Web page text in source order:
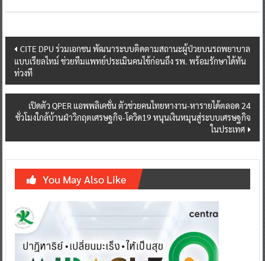
Post
navigation
CITE DPU ร่วมเอกชน พัฒนาระบบติดตามสถานะผู้ป่วยบนรถพยาบาล
แบบเรียลไทม์ ช่วยทีมแพทย์ประเมินคนไข้ก่อนถึง รพ. พร้อมรักษาได้ทัน
ท่วงที
เปิดตัว QPER แอพพลิเคชั่น ตัวช่วยคนไทยหางาน-หารายได้ตลอด 24
ชั่วโมงใกล้บ้านฝ่าวิกฤตเศรษฐกิจ-โควิด19 หนุนเงินหมุนสู่ระบบเศรษฐกิจ
ในประเทศ
You May Also Like